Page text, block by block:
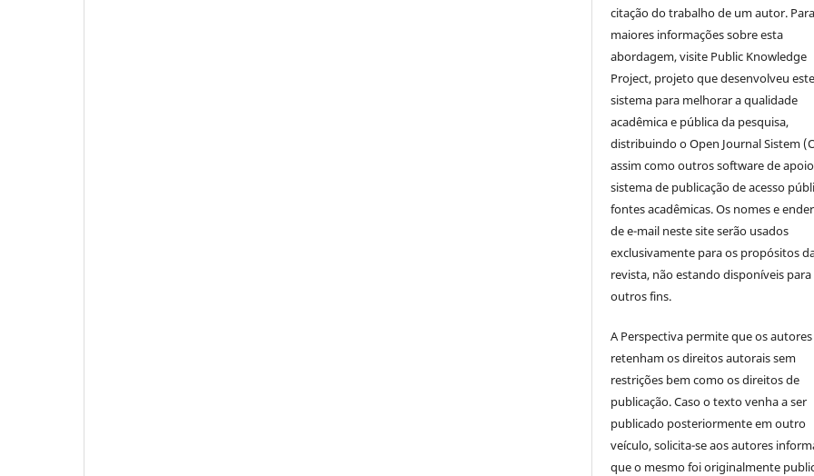
citação do trabalho de um autor. Para
maiores informações sobre esta
abordagem, visite Public Knowledge
Project, projeto que desenvolveu este
sistema para melhorar a qualidade
acadêmica e pública da pesquisa,
distribuindo o Open Journal Sistem
assim como outros software de
sistema de publicação de acesso
fontes acadêmicas. Os nomes e
de e-mail neste site serão usados
exclusivamente para os propósitos
revista, não estando disponíveis para
outros fins.
A Perspectiva permite que os autores
retenham os direitos autorais sem
restrições bem como os direitos de
publicação. Caso o texto venha a ser
publicado posteriormente em outro
veículo, solicita-se aos autores
que o mesmo foi originalmente